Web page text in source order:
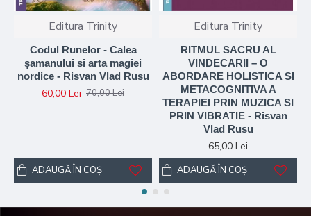
Editura Trinity
Codul Runelor - Calea
șamanului si arta magiei
nordice - Risvan Vlad Rusu
60,00 Lei 70,00 Lei
ADAUGĂ ÎN COŞ
Editura Trinity
RITMUL SACRU AL
VINDECARII – O
ABORDARE HOLISTICA SI
METACOGNITIVA A
TERAPIEI PRIN MUZICA SI
PRIN VIBRATIE - Risvan
Vlad Rusu
65,00 Lei
ADAUGĂ ÎN COŞ